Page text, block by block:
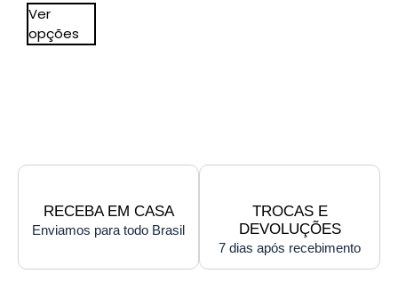
Ver
opções
RECEBA EM CASA
Enviamos para todo Brasil
TROCAS E
DEVOLUÇÕES
7 dias após recebimento